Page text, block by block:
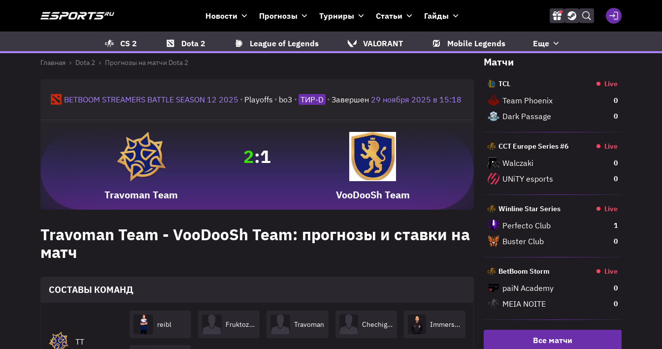
Новости Прогнозы Турниры Статьи Гайды
CS 2 Dota 2 League of Legends VALORANT Mobile Legends Еще
Главная Dota 2 Прогнозы на матчи Dota 2
BETBOOM STREAMERS BATTLE SEASON 12 2025 Playoffs bo3 ТИР-D Завершен 29 ноября 2025 в 15:18
Travoman Team
2:1
VooDooSh Team
Travoman Team - VooDooSh Team: прогнозы и ставки на
матч
СОСТАВЫ КОМАНД
TT
reibl Fruktozka Travoman Chechigga Immersion
Матчи
TCL Live
Team Phoenix 0
Dark Passage 0
CCT Europe Series #6 Live
Walczaki 0
UNiTY esports 0
Winline Star Series Live
Perfecto Club 1
Buster Club 0
BetBoom Storm Live
paiN Academy 0
MEIA NOITE 0
Все матчи